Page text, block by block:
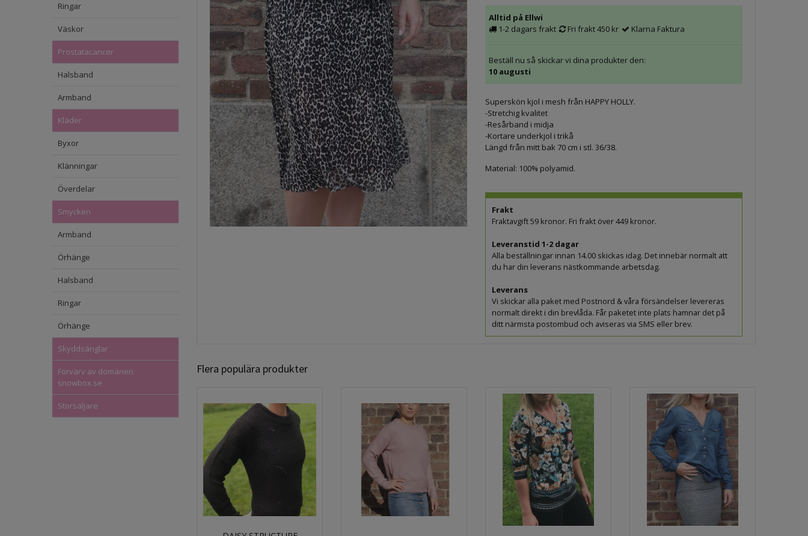
Ringar
Väskor
Prostatacancer
Halsband
Armband
Kläder
Byxor
Klänningar
Överdelar
Smycken
Armband
Örhänge
Halsband
Ringar
Örhänge
Skyddsänglar
Förvärv av domänen
snowbox.se
Storsäljare
Alltid på Ellwi
1-2 dagars frakt
Fri frakt 450 kr Klarna Faktura
Beställ nu så skickar vi dina produkter den:
10 augusti
Superskön kjol i mesh från HAPPY HOLLY.
-Stretchig kvalitet
-Resårband i midja
-Kortare underkjol i trikå
Längd från mitt bak 70 cm i stl. 36/38.
Material: 100% polyamid.
Frakt
Fraktavgift 59 kronor. Fri frakt över 449 kronor.
Leveranstid 1-2 dagar
Alla beställningar innan 14.00 skickas idag. Det innebär normalt att
du har din leverans nästkommande arbetsdag.
Leverans
Vi skickar alla paket med Postnord & våra försändelser levereras
normalt direkt i din brevlåda. Får paketet inte plats hamnar det på
ditt närmsta postombud och aviseras via SMS eller brev.
Flera populära produkter